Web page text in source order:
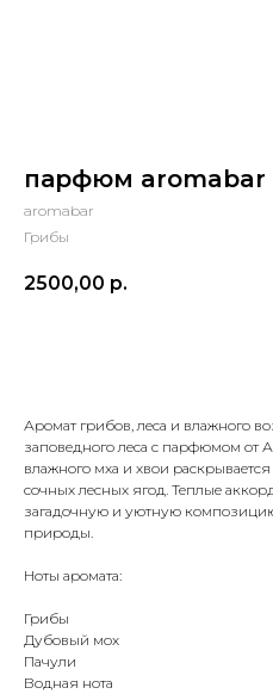
парфюм aromabar
aromabar
Грибы
2500,00 р.
Аромат грибов, леса и влажного
заповедного леса с парфюмом от
влажного мха и хвои
сочных лесных ягод. Теплые
загадочную и уютную
природы.
Ноты аромата:
Грибы
Дубовый мох
Пачули
Водная нота